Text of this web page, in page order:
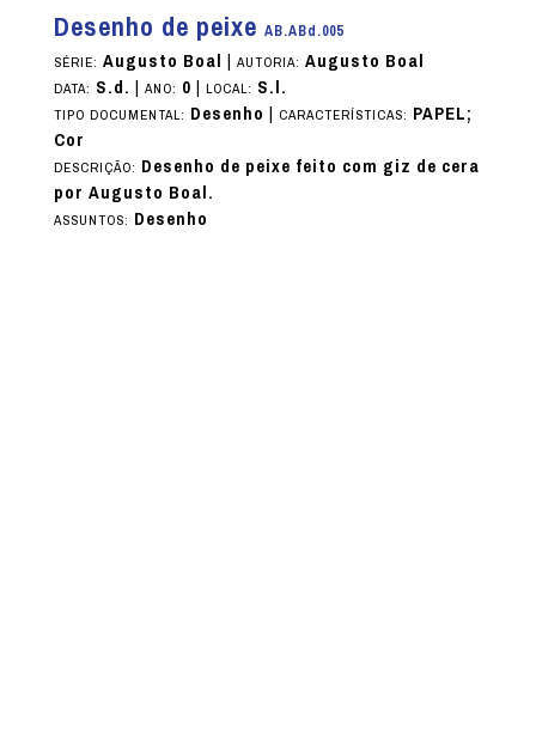
Desenho de peixe AB.ABd.005
SÉRIE: Augusto Boal | AUTORIA: Augusto Boal
DATA: S.d. | ANO: 0| LOCAL: S.l.
TIPO DOCUMENTAL: Desenho | CARACTERÍSTICAS: PAPEL;
Cor
DESCRIÇÃO: Desenho de peixe feito com giz de cera
por Augusto Boal.
ASSUNTOS: Desenho